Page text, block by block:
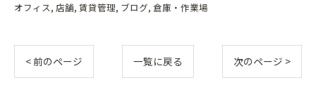
オフィス 店舗 賃貸管理 ブログ 倉庫・作業場
< 前のページ 一覧に戻る 次のページ >